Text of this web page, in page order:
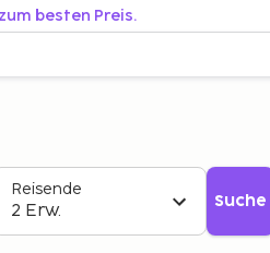
besten Preis.
Reisende
2 Erw. Suche